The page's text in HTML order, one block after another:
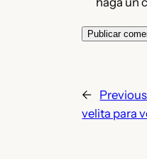
←
velita para